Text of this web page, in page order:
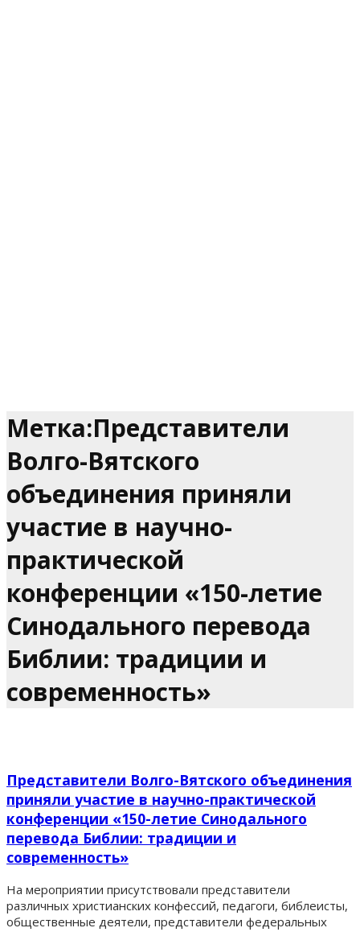
Метка:Представители
Волго-Вятского
объединения приняли
участие в научно-
практической
конференции «150-летие
Синодального перевода
Библии: традиции и
современность»
Представители Волго-Вятского объединения
приняли участие в научно-практической
конференции «150-летие Синодального
перевода Библии: традиции и
современность»
На мероприятии присутствовали представители
различных христианских конфессий, педагоги, библеисты,
общественные деятели, представители федеральных